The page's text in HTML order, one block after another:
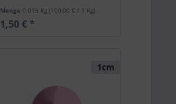
Menge 0.015 Kg (100,00 € / 1 Kg)
1,50 € *
1cm